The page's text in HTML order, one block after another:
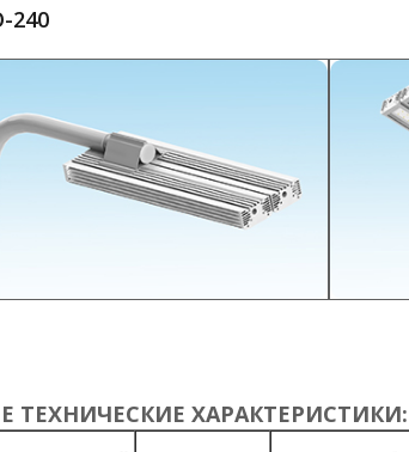
240
ТЕХНИЧЕСКИЕ ХАРАКТЕРИСТИКИ: